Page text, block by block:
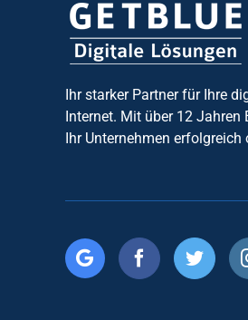
Ihr starker Partner für Ihre
Internet. Mit über 12 Jahren
Ihr Unternehmen erfolgreich